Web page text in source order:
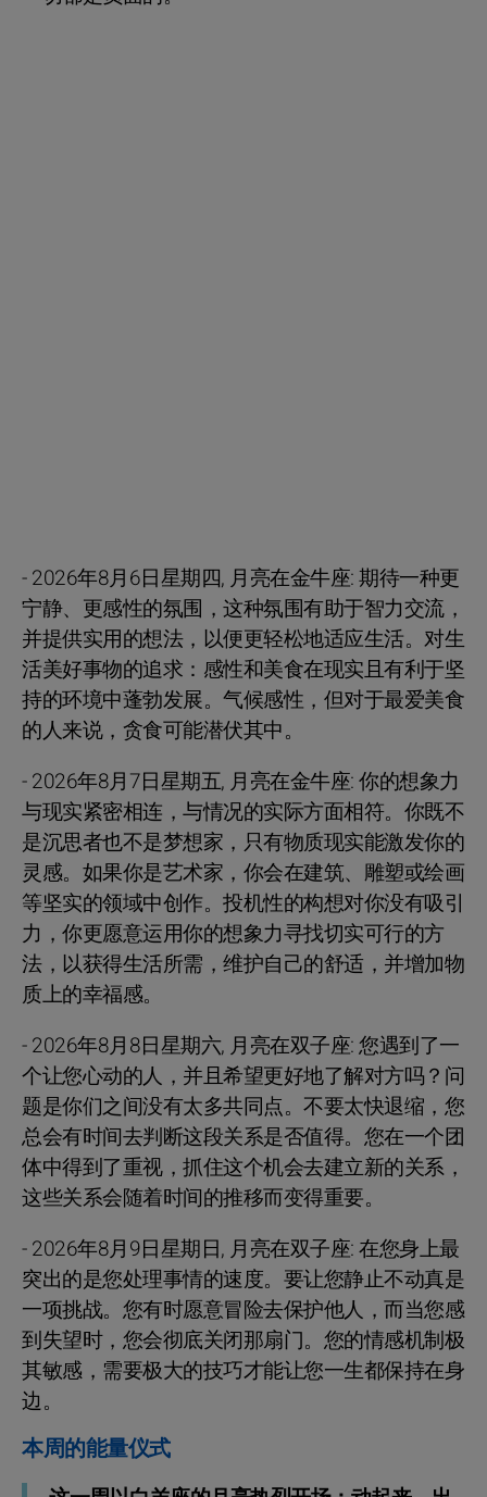
- 2026年8月6日星期四, 月亮在金牛座: 期待一种更
宁静、更感性的氛围，这种氛围有助于智力交流，
并提供实用的想法，以便更轻松地适应生活。对生
活美好事物的追求：感性和美食在现实且有利于坚
持的环境中蓬勃发展。气候感性，但对于最爱美食
的人来说，贪食可能潜伏其中。
- 2026年8月7日星期五, 月亮在金牛座: 你的想象力
与现实紧密相连，与情况的实际方面相符。你既不
是沉思者也不是梦想家，只有物质现实能激发你的
灵感。如果你是艺术家，你会在建筑、雕塑或绘画
等坚实的领域中创作。投机性的构想对你没有吸引
力，你更愿意运用你的想象力寻找切实可行的方
法，以获得生活所需，维护自己的舒适，并增加物
质上的幸福感。
- 2026年8月8日星期六, 月亮在双子座: 您遇到了一
个让您心动的人，并且希望更好地了解对方吗？问
题是你们之间没有太多共同点。不要太快退缩，您
总会有时间去判断这段关系是否值得。您在一个团
体中得到了重视，抓住这个机会去建立新的关系，
这些关系会随着时间的推移而变得重要。
- 2026年8月9日星期日, 月亮在双子座: 在您身上最
突出的是您处理事情的速度。要让您静止不动真是
一项挑战。您有时愿意冒险去保护他人，而当您感
到失望时，您会彻底关闭那扇门。您的情感机制极
其敏感，需要极大的技巧才能让您一生都保持在身
边。
本周的能量仪式